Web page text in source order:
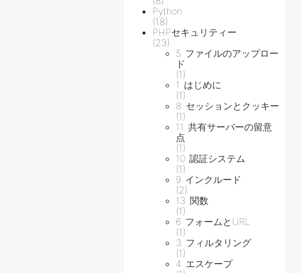
Python
(18)
PHPセキュリティー
(23)
5 ファイルのアップロー
ド
(1)
1 はじめに
(1)
8 セッションとクッキー
(1)
11 共有サーバーの留意
点
(1)
10 認証システム
(1)
9 インクルード
(2)
13 関数
(1)
6 フォームとURL
(1)
3 フィルタリング
(1)
4 エスケープ